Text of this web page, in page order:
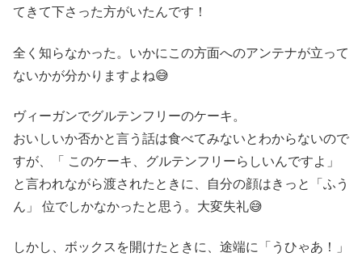
てきて下さった方がいたんです！
全く知らなかった。いかにこの方面へのアンテナが立って
ないかが分かりますよね😅
ヴィーガンでグルテンフリーのケーキ。
おいしいか否かと言う話は食べてみないとわからないので
すが、「 このケーキ、グルテンフリーらしいんですよ」
と言われながら渡されたときに、自分の顔はきっと「ふう
ん」 位でしかなかったと思う。大変失礼😅
しかし、ボックスを開けたときに、途端に「うひゃあ！」